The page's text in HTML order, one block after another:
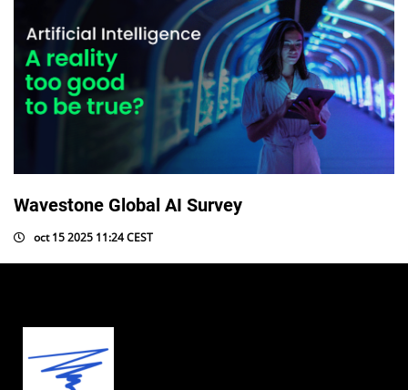
Wavestone Global AI Survey
oct 15 2025 11:24 CEST